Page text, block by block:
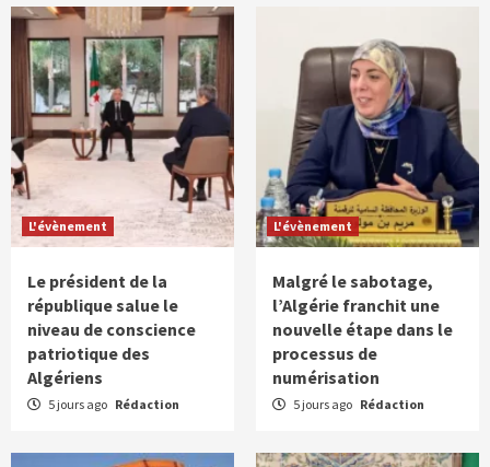
L'évènement
Le président de la
république salue le
niveau de conscience
patriotique des
Algériens
5 jours ago Rédaction
L'évènement
Malgré le sabotage,
l’Algérie franchit une
nouvelle étape dans le
processus de
numérisation
5 jours ago Rédaction